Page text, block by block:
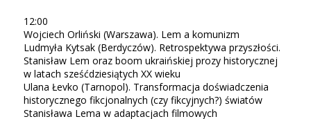
12:00
Wojciech Orliński (Warszawa). Lem a komunizm
Ludmyła Kytsak (Berdyczów). Retrospektywa przyszłości.
Stanisław Lem oraz boom ukraińskiej prozy historycznej
w latach sześćdziesiątych XX wieku
Ulana Łevko (Tarnopol). Transformacja doświadczenia
historycznego fikcjonalnych (czy fikcyjnych?) światów
Stanisława Lema w adaptacjach filmowych